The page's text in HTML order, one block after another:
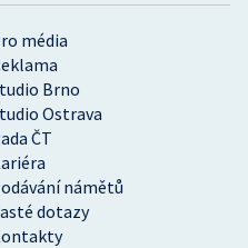
média
Brno
Ostrava
ČT
námětů
dotazy